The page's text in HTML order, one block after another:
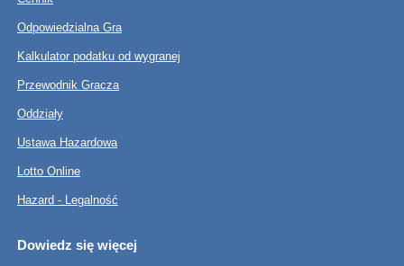
Odpowiedzialna Gra
Kalkulator podatku od wygranej
Przewodnik Gracza
Oddziały
Ustawa Hazardowa
Lotto Online
Hazard - Legalność
Dowiedz się więcej